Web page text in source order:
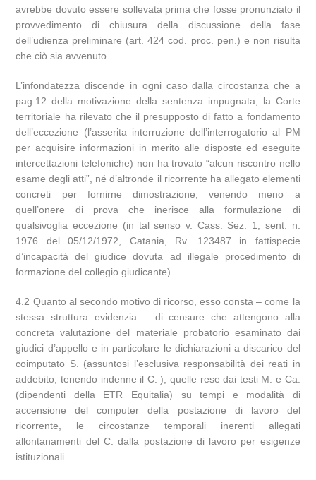
avrebbe dovuto essere sollevata prima che fosse pronunziato il
provvedimento di chiusura della discussione della fase
dell’udienza preliminare (art. 424 cod. proc. pen.) e non risulta
che ciò sia avvenuto.
L’infondatezza discende in ogni caso dalla circostanza che a
pag.12 della motivazione della sentenza impugnata, la Corte
territoriale ha rilevato che il presupposto di fatto a fondamento
dell’eccezione (l’asserita interruzione dell’interrogatorio al PM
per acquisire informazioni in merito alle disposte ed eseguite
intercettazioni telefoniche) non ha trovato “alcun riscontro nello
esame degli atti”, né d’altronde il ricorrente ha allegato elementi
concreti per fornirne dimostrazione, venendo meno a
quell’onere di prova che inerisce alla formulazione di
qualsivoglia eccezione (in tal senso v. Cass. Sez. 1, sent. n.
1976 del 05/12/1972, Catania, Rv. 123487 in fattispecie
d’incapacità del giudice dovuta ad illegale procedimento di
formazione del collegio giudicante).
4.2 Quanto al secondo motivo di ricorso, esso consta – come la
stessa struttura evidenzia – di censure che attengono alla
concreta valutazione del materiale probatorio esaminato dai
giudici d’appello e in particolare le dichiarazioni a discarico del
coimputato S. (assuntosi l’esclusiva responsabilità dei reati in
addebito, tenendo indenne il C. ), quelle rese dai testi M. e Ca.
(dipendenti della ETR Equitalia) su tempi e modalità di
accensione del computer della postazione di lavoro del
ricorrente, le circostanze temporali inerenti allegati
allontanamenti del C. dalla postazione di lavoro per esigenze
istituzionali.